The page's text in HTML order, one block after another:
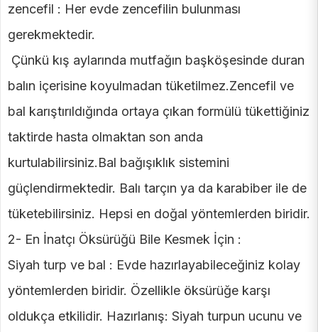
zencefil : Her evde zencefilin bulunması
gerekmektedir.
Çünkü kış aylarında mutfağın başköşesinde duran
balın içerisine koyulmadan tüketilmez.Zencefil ve
bal karıştırıldığında ortaya çıkan formülü tükettiğiniz
taktirde hasta olmaktan son anda
kurtulabilirsiniz.Bal bağışıklık sistemini
güçlendirmektedir. Balı tarçın ya da karabiber ile de
tüketebilirsiniz. Hepsi en doğal yöntemlerden biridir.
2- En İnatçı Öksürüğü Bile Kesmek İçin :
Siyah turp ve bal : Evde hazırlayabileceğiniz kolay
yöntemlerden biridir. Özellikle öksürüğe karşı
oldukça etkilidir. Hazırlanış: Siyah turpun ucunu ve